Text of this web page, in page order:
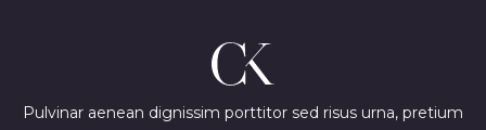
Pulvinar aenean dignissim porttitor sed risus urna, pretium